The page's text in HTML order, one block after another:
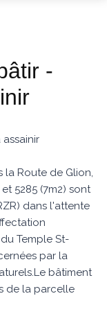
-
la Route de Glion,
5285 (7m2) sont
dans l'attente
Temple St-
par la
bâtiment
de la parcelle